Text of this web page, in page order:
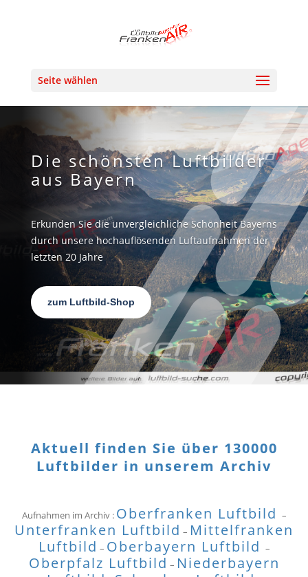
Seite wählen
Die schönsten Luftbilder
aus Bayern
Erkunden Sie die unvergleichliche Schönheit Bayerns
durch unsere hochauflösenden Luftaufnahmen der
letzten 20 Jahre
zum Luftbild-Shop
Aktuell finden Sie über 130000
Luftbilder in unserem Archiv
Aufnahmen im Archiv : Oberfranken Luftbild –
Unterfranken Luftbild – Mittelfranken
Luftbild – Oberbayern Luftbild –
Oberpfalz Luftbild – Niederbayern